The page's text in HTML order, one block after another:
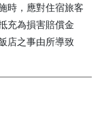
時，應對住宿旅客
充為損害賠償金
店之事由所導致